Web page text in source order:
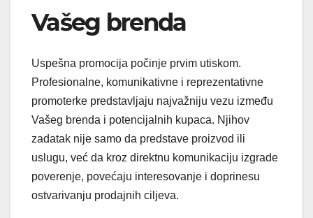
Vašeg brenda
Uspešna promocija počinje prvim utiskom.
Profesionalne, komunikativne i reprezentativne
promoterke predstavljaju najvažniju vezu između
Vašeg brenda i potencijalnih kupaca. Njihov
zadatak nije samo da predstave proizvod ili
uslugu, već da kroz direktnu komunikaciju izgrade
poverenje, povećaju interesovanje i doprinesu
ostvarivanju prodajnih ciljeva.